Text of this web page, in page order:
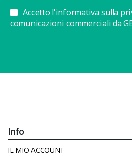
Accetto l'informativa sulla
comunicazioni commerciali da
Info
IL MIO ACCOUNT